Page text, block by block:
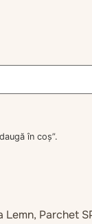
în coș”.
Lemn, Parchet